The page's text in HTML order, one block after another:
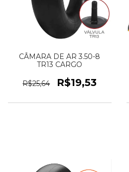
CÂMARA DE AR 3.50-8
TR13 CARGO
R$25,64 R$19,53